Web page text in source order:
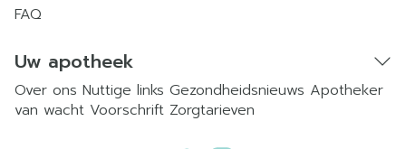
FAQ
Uw apotheek
Over ons Nuttige links Gezondheidsnieuws Apotheker
van wacht Voorschrift Zorgtarieven